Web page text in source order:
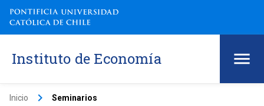
Instituto de Economía
Inicio keyboard_arrow_right Seminarios